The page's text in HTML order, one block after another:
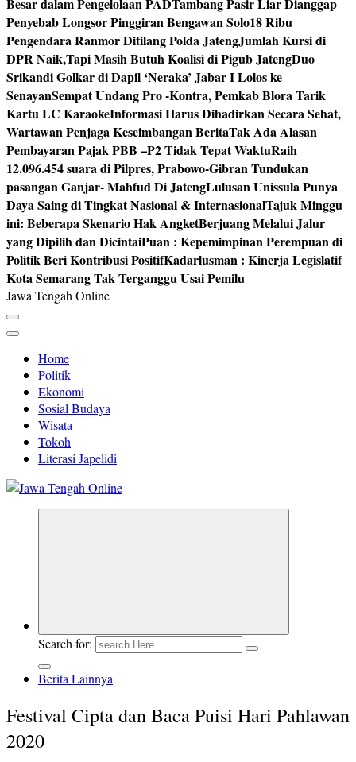
Penyebab Longsor Pinggiran Bengawan Solo18 Ribu
Pengendara Ranmor Ditilang Polda JatengJumlah Kursi di
DPR Naik,Tapi Masih Butuh Koalisi di Pigub JatengDuo
Srikandi Golkar di Dapil ‘Neraka’ Jabar I Lolos ke
SenayanSempat Undang Pro -Kontra, Pemkab Blora Tarik
Kartu LC KaraokeInformasi Harus Dihadirkan Secara Sehat,
Wartawan Penjaga Keseimbangan BeritaTak Ada Alasan
Pembayaran Pajak PBB –P2 Tidak Tepat WaktuRaih
12.096.454 suara di Pilpres, Prabowo-Gibran Tundukan
pasangan Ganjar- Mahfud Di JatengLulusan Unissula Punya
Daya Saing di Tingkat Nasional & InternasionalTajuk Minggu
ini: Beberapa Skenario Hak AngketBerjuang Melalui Jalur
yang Dipilih dan DicintaiPuan : Kepemimpinan Perempuan di
Politik Beri Kontribusi PositifKadarlusman : Kinerja Legislatif
Kota Semarang Tak Terganggu Usai Pemilu
Jawa Tengah Online
Home
Politik
Ekonomi
Sosial Budaya
Wisata
Tokoh
Literasi Japelidi
Search for:
Berita Lainnya
Festival Cipta dan Baca Puisi Hari Pahlawan
2020